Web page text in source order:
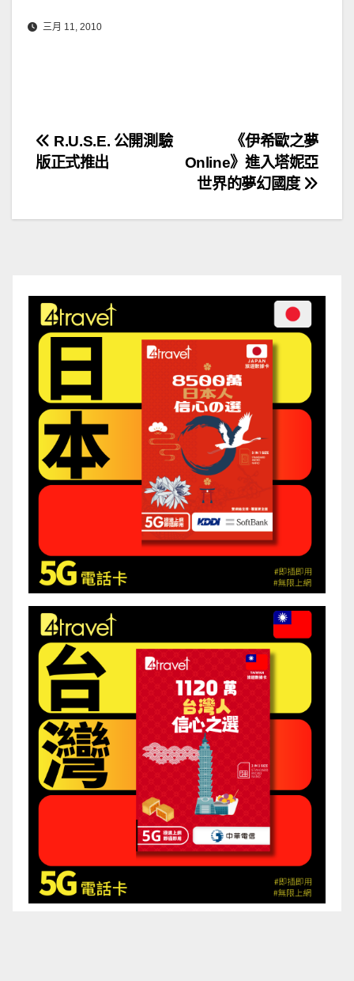
三月 11, 2010
文
章
導
《伊希歐之夢
Online》進入塔妮亞
世界的夢幻國度
R.U.S.E. 公開測驗
版正式推出